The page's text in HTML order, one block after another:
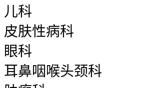
儿科
皮肤性病科
眼科
耳鼻咽喉头颈科